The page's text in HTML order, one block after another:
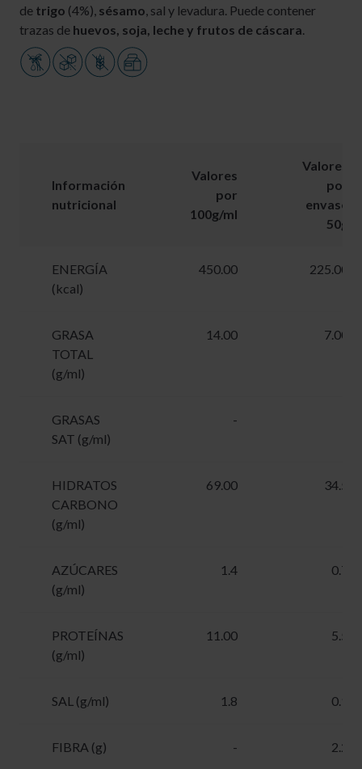
de trigo (4%), sésamo, sal y levadura. Puede contener
trazas de huevos, soja, leche y frutos de cáscara.
Información
nutricional
Valores
por
100g/ml
Valores
por
envase
50g
ENERGÍA
(kcal)
450.00 225.00
GRASA
TOTAL
(g/ml)
14.00 7.00
GRASAS
SAT (g/ml)
-
HIDRATOS
CARBONO
(g/ml)
69.00 34.5
AZÚCARES
(g/ml)
1.4 0.7
PROTEÍNAS
(g/ml)
11.00 5.5
SAL (g/ml) 1.8 0.9
FIBRA (g) - 2.2